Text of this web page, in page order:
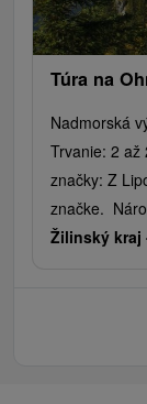
Túra na
Nadmorská
Trvanie: 2 až
značky: Z
značke.
Žilinský kraj